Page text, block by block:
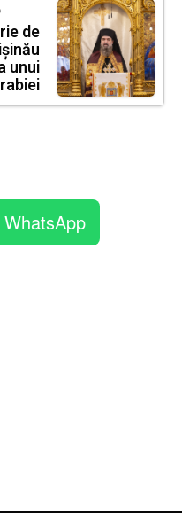
de
unui